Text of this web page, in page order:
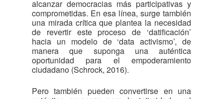
alcanzar democracias más participativas y
comprometidas. En esa línea, surge también
una mirada crítica que plantea la necesidad
de revertir este proceso de ‘datificación’
hacia un modelo de ‘data activismo’, de
manera que suponga una auténtica
oportunidad para el empoderamiento
ciudadano (Schrock, 2016).
Pero también pueden convertirse en una